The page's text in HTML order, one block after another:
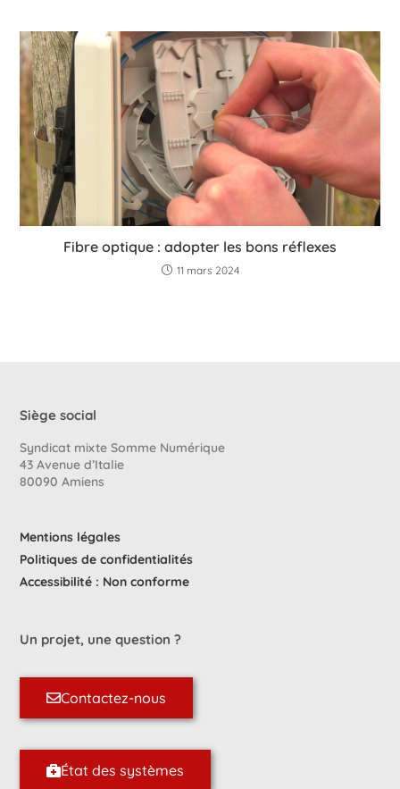
Fibre optique : adopter les bons réflexes
11 mars 2024
Siège social
Syndicat mixte Somme Numérique
43 Avenue d’Italie
80090 Amiens
Mentions légales
Politiques de confidentialités
Accessibilité : Non conforme
Un projet, une question ?
Contactez-nous
État des systèmes